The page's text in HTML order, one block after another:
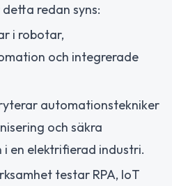
redan syns:
i robotar,
och integrerade
automationstekniker
och säkra
en elektrifierad industri.
testar RPA, IoT